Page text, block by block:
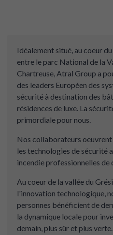
Idéalement situé, au coeur
entre le parc National de la
Chartreuse, Atral Group a
des leaders Européen des
sécurité à destination des
résidences de luxe. La
primordiale pour nous.
Nos collaborateurs
les technologies de sécurité
incendie professionnelles de
Au coeur de la vallée du
l'innovation technologique,
personnes bénéficient de
la dynamique locale pour
demain, plus sûr et plus verte.